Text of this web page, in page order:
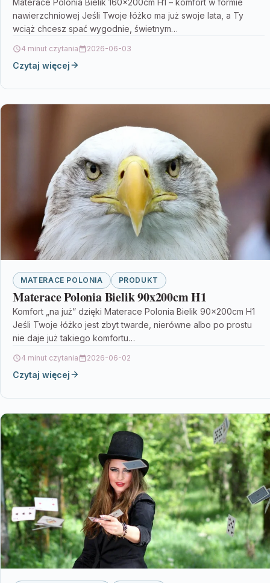
nawierzchniowej Jeśli Twoje łóżko ma już swoje lata, a Ty
wciąż chcesz spać wygodnie, świetnym…
4 minut czytania 2026-06-03
Czytaj więcej
MATERACE POLONIA PRODUKT
Materace Polonia Bielik 90x200cm H1
Komfort „na już” dzięki Materace Polonia Bielik 90x200cm H1
Jeśli Twoje łóżko jest zbyt twarde, nierówne albo po prostu
nie daje już takiego komfortu…
4 minut czytania 2026-06-02
Czytaj więcej